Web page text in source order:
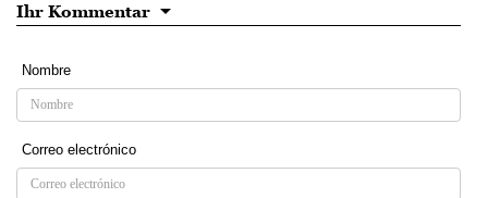
Ihr Kommentar
Nombre
Correo electrónico